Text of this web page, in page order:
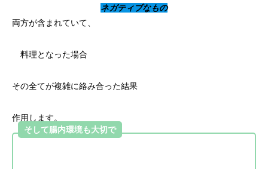
ネガティブなもの
両方が含まれていて、
料理となった場合
その全てが複雑に絡み合った結果
作用します。
そして腸内環境も大切で